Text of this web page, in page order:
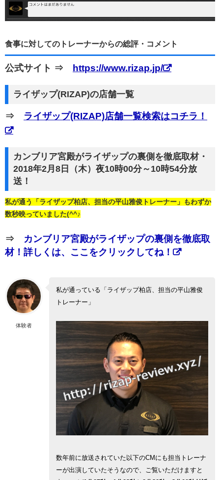
食事に対してのトレーナーからの総評・コメント
公式サイト ⇒ https://www.rizap.jp/
ライザップ(RIZAP)の店舗一覧
⇒ ライザップ(RIZAP)店舗一覧検索はコチラ！
カンブリア宮殿がライザップの裏側を徹底取材・
2018年2月8日（木）夜10時00分～10時54分放
送！
私が通う「ライザップ柏店、担当の平山雅俊トレーナー」もわずか
数秒映っていました(^^♪
⇒ カンブリア宮殿がライザップの裏側を徹底取
材！詳しくは、ここをクリックしてね！
体験者
私が通っている「ライザップ柏店、担当の平山雅俊
トレーナー」
数年前に放送されていた以下のCMにも担当トレーナ
ーが出演していたそうなので、ご覧いただけますと